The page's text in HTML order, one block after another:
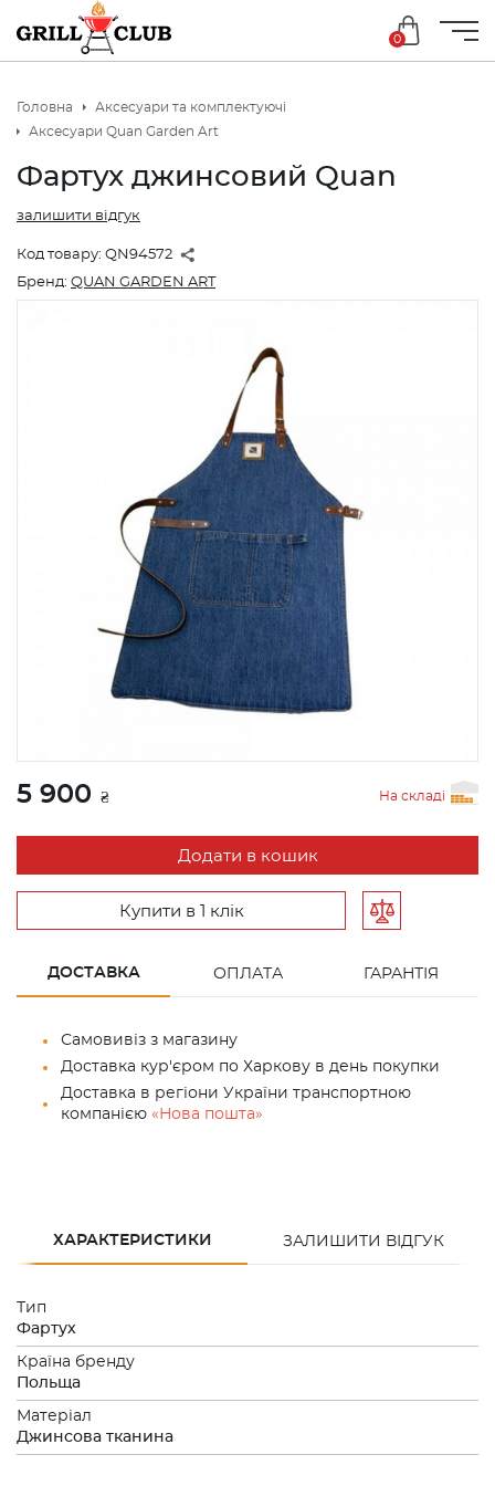
0
Головна
Аксесуари та комплектуючі
Аксесуари Quan Garden Art
Фартух джинсовий Quan
Код товару: QN94572
залишити відгук
Бренд: QUAN GARDEN ART
5 900 ₴ На складі
Додати в кошик
Купити в 1 клік
ДОСТАВКА ОПЛАТА ГАРАНТІЯ
Самовивіз з магазину
Доставка кур'єром по Харкову в день покупки
Доставка в регіони України транспортною
компанією «Нова пошта»
ХАРАКТЕРИСТИКИ ЗАЛИШИТИ ВІДГУК
Тип
Фартух
Країна бренду
Польща
Матеріал
Джинсова тканина